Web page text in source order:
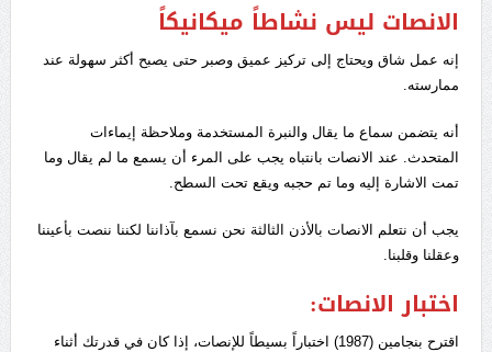
الانصات ليس نشاطاً ميكانيكاً
إنه عمل شاق ويحتاج إلى تركيز عميق وصبر حتى يصبح أكثر سهولة عند
ممارسته.
أنه يتضمن سماع ما يقال والنبرة المستخدمة وملاحظة إيماءات
المتحدث. عند الانصات بانتباه يجب على المرء أن يسمع ما لم يقال وما
تمت الاشارة إليه وما تم حجبه ويقع تحت السطح.
يجب أن نتعلم الانصات بالأذن الثالثة نحن نسمع بآذاننا لكننا ننصت بأعيننا
وعقلنا وقلبنا.
اختبار الانصات:
اقترح بنجامين (1987) اختباراً بسيطاً للإنصات، إذا كان في قدرتك أثناء